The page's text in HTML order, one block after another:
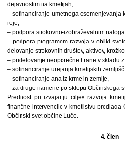
dejavnostim na kmetijah,
– sofinanciranje umetnega osemenjevanja
reje,
– podpora strokovno-izobraževalnim
– podpora programom razvoja v obliki
delovanje strokovnih društev, aktivov,
– pridelovanje neoporečne hrane v skladu z
– sofinanciranje urejanja kmetijskih zemljišč,
– sofinanciranje analiz krme in zemlje,
– za druge namene po sklepu Občinskega
Prednost pri izvajanju ciljev razvoja
finančne intervencije v kmetijstvu predlaga
Občinski svet občine Luče.
4. člen